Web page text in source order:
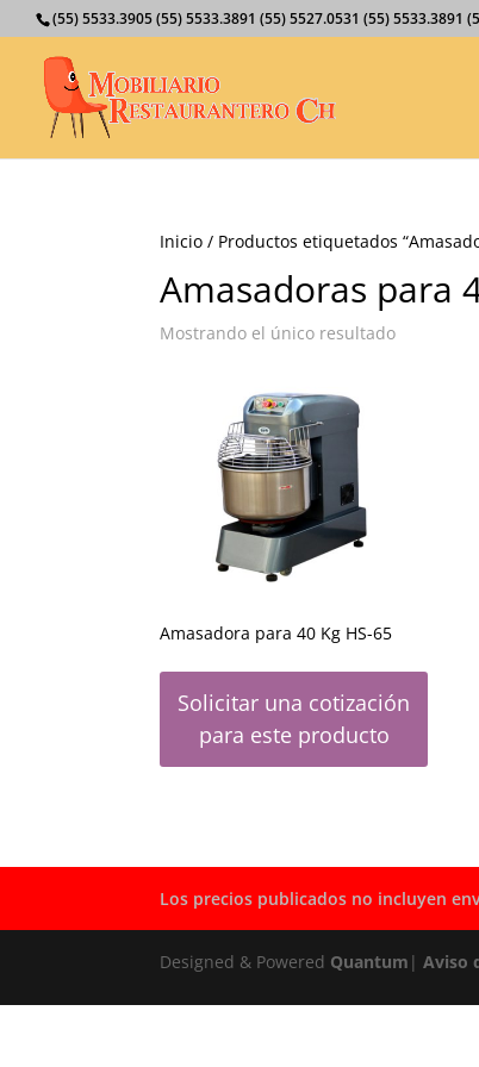
(55) 5533.3905 (55) 5533.3891 (55) 5527.0531 (55) 5533.3891
Inicio / Productos etiquetados
Amasadoras para
Mostrando el único resultado
Amasadora para 40 Kg HS-65
Solicitar una cotización
para este producto
Los precios publicados no incluyen
Designed & Powered Quantum |Aviso